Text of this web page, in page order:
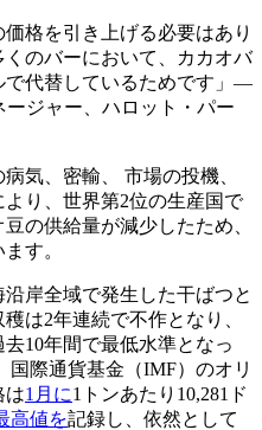
格を引き上げる必要はあり
のバーにおいて、カカオバ
で代替しているためです」―
ージャー、ハロット・パー
気、密輸、 市場の投機、
り、世界第2位の生産国で
の供給量が減少したため、
す。
岸全域で発生した干ばつと
は2年連続で不作となり、
10年間で最低水準となっ
国際通貨基金（IMF）のオリ
は1月に1トンあたり10,281ド
高値を記録し、依然として